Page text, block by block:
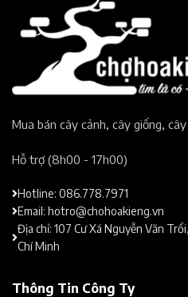
Mua bán cây cảnh, cây giống,
Hỗ trợ (8h00 - 17h00)​
Hotline: 086.778.7971
Email: hotro@chohoakieng.vn
Địa chỉ: 107 Cư Xá Nguyễn Văn
Chí Minh
Thông Tin Công Ty